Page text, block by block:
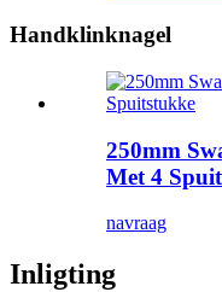
Handklinknagel
250mm
Met 4
navraag
Inligting